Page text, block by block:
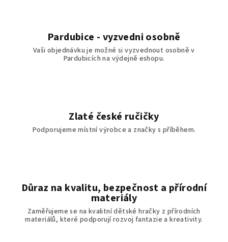
Pardubice - vyzvedni osobně
Vaši objednávku je možné si vyzvednout osobně v
Pardubicích na výdejně eshopu.
Zlaté české ručičky
Podporujeme místní výrobce a značky s příběhem.
Důraz na kvalitu, bezpečnost a přírodní
materiály
Zaměřujeme se na kvalitní dětské hračky z přírodních
materiálů, které podporují rozvoj fantazie a kreativity.